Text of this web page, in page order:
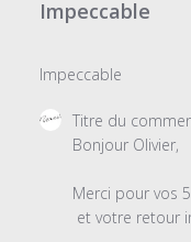
Impeccable
Impeccable
Commentaires
magasin
Titre du
Bonjour Olivier,
Merci pour vos